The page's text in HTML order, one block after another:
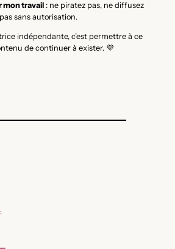
mon travail: ne piratez pas, ne diffusez
pas sans autorisation.
indépendante, c’est permettre à ce
de continuer à exister. 💜